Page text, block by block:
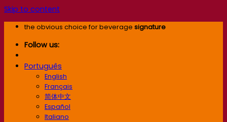
Skip to content
the obvious choice for beverage signature
Follow us:
Português
English
Français
简体中文
Español
Italiano